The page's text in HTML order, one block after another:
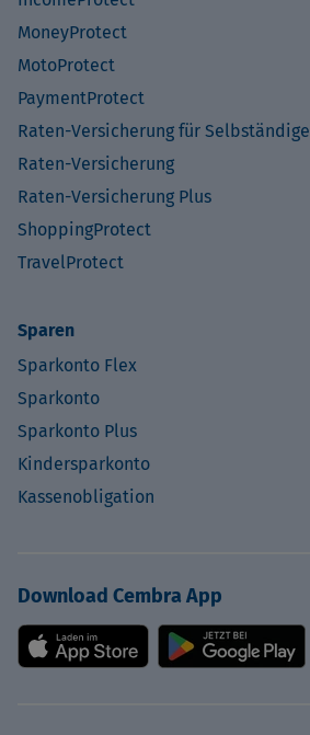
MoneyProtect
MotoProtect
PaymentProtect
Raten-Versicherung für Selbständige
Raten-Versicherung
Raten-Versicherung Plus
ShoppingProtect
TravelProtect
Sparen
Sparkonto Flex
Sparkonto
Sparkonto Plus
Kindersparkonto
Kassenobligation
Download Cembra App